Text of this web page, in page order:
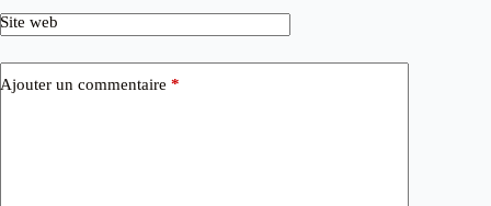
Site web
Ajouter un commentaire *